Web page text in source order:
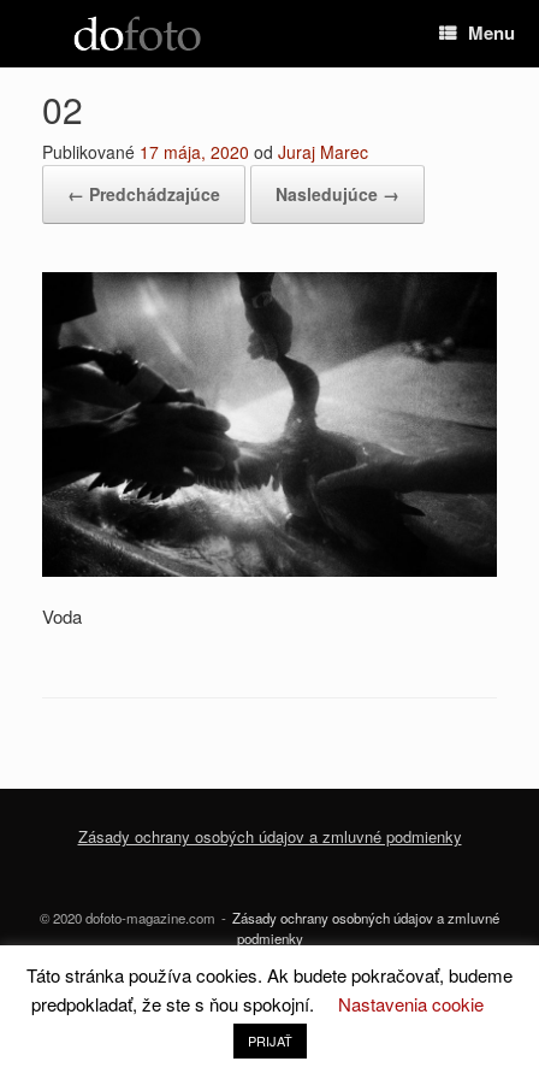
Menu
02
Publikované 17 mája, 2020 od Juraj Marec
← Predchádzajúce
Nasledujúce →
Voda
Zásady ochrany osobých údajov a zmluvné podmienky
© 2020 dofoto-magazine.com
Zásady ochrany osobných údajov a zmluvné
podmienky
ASiteOriginTheme
Táto stránka používa cookies. Ak budete pokračovať, budeme
predpokladať, že ste s ňou spokojní.
Nastavenia cookie
PRIJAŤ